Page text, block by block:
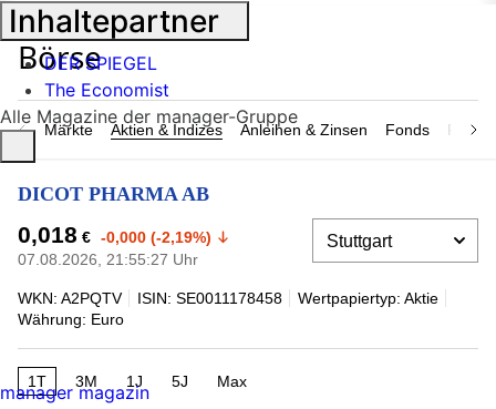
Märkte Aktien & Indizes Anleihen & Zinsen Fonds
DICOT PHARMA AB
0,018 € -0,000 (-2,19%)
07.08.2026, 21:55:27 Uhr
WKN: A2PQTV ISIN: SE0011178458
Wertpapiertyp: Aktie
Währung: Euro
1T 3M 1J 5J Max
Inhaltepartner
DER SPIEGEL
The Economist
Alle Magazine der manager-Gruppe
manager magazin